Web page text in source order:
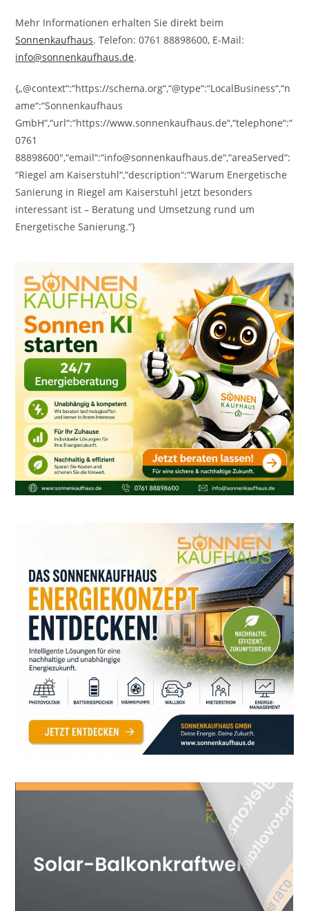
Mehr Informationen erhalten Sie direkt beim
Sonnenkaufhaus. Telefon: 0761 88898600, E-Mail:
info@sonnenkaufhaus.de.
{„@context“:“https://schema.org“,“@type“:“LocalBusiness“,“n
ame“:“Sonnenkaufhaus
GmbH“,“url“:“https://www.sonnenkaufhaus.de“,“telephone“:“
0761
88898600″,“email“:“info@sonnenkaufhaus.de“,“areaServed“:
“Riegel am Kaiserstuhl“,“description“:“Warum Energetische
Sanierung in Riegel am Kaiserstuhl jetzt besonders
interessant ist – Beratung und Umsetzung rund um
Energetische Sanierung.“}